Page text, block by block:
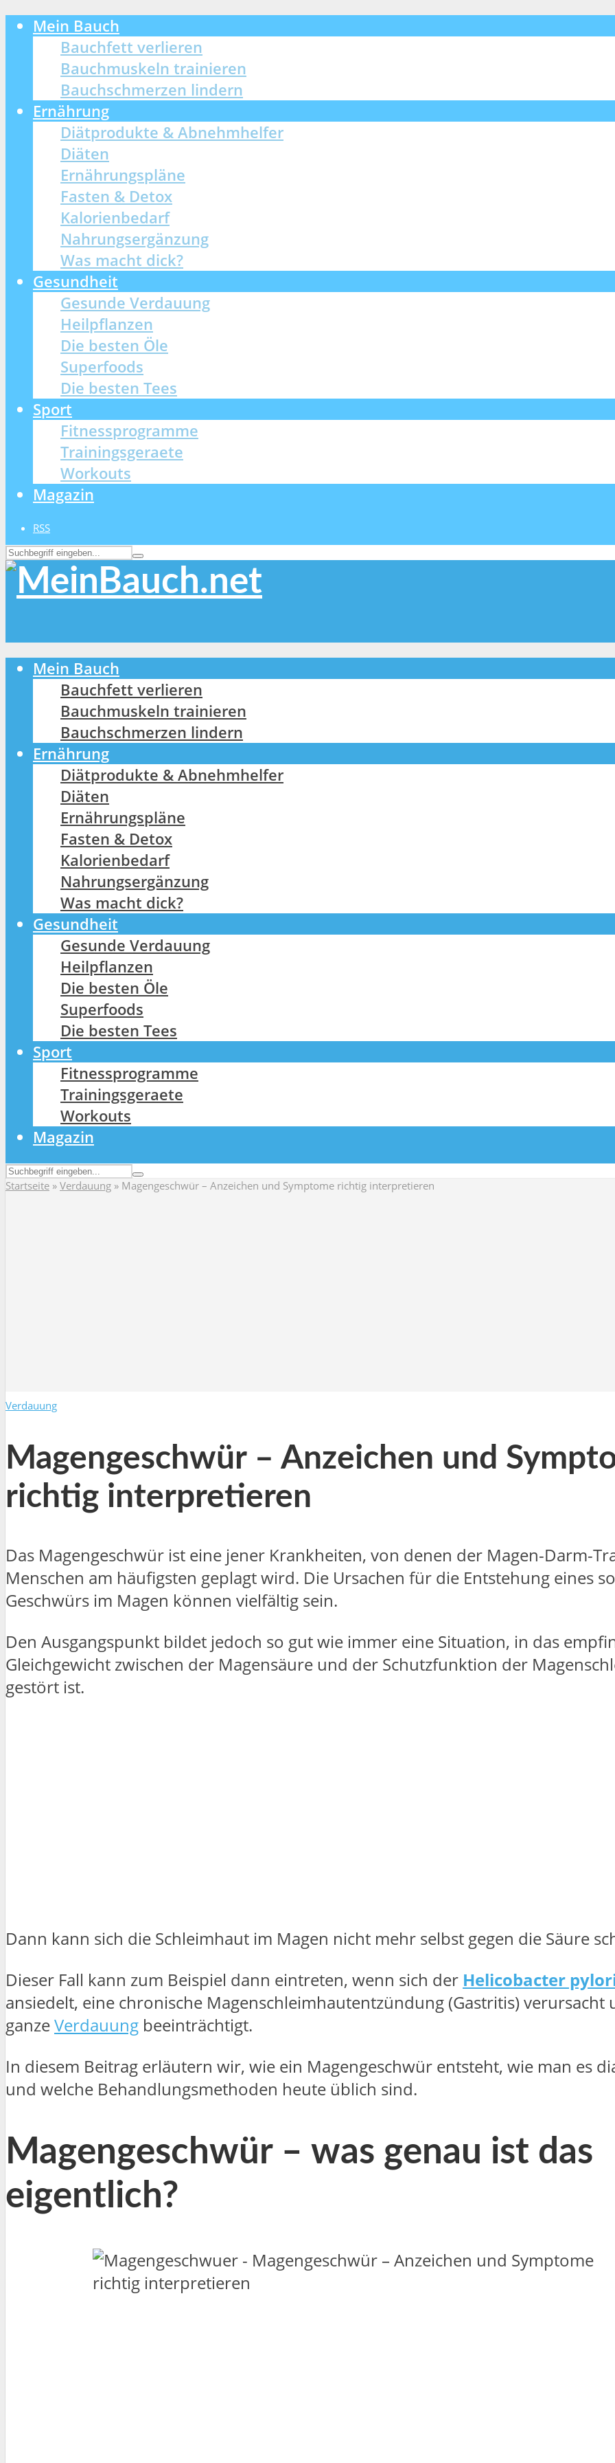
Mein Bauch
Bauchfett verlieren
Bauchmuskeln trainieren
Bauchschmerzen lindern
Ernährung
Diätprodukte & Abnehmhelfer
Diäten
Ernährungspläne
Fasten & Detox
Kalorienbedarf
Nahrungsergänzung
Was macht dick?
Gesundheit
Gesunde Verdauung
Heilpflanzen
Die besten Öle
Superfoods
Die besten Tees
Sport
Fitnessprogramme
Trainingsgeraete
Workouts
Magazin
RSS
Mein Bauch
Bauchfett verlieren
Bauchmuskeln trainieren
Bauchschmerzen lindern
Ernährung
Diätprodukte & Abnehmhelfer
Diäten
Ernährungspläne
Fasten & Detox
Kalorienbedarf
Nahrungsergänzung
Was macht dick?
Gesundheit
Gesunde Verdauung
Heilpflanzen
Die besten Öle
Superfoods
Die besten Tees
Sport
Fitnessprogramme
Trainingsgeraete
Workouts
Magazin
Startseite » Verdauung » Magengeschwür – Anzeichen und Symptome richtig interpretieren
Verdauung
Magengeschwür – Anzeichen und
richtig interpretieren
Das Magengeschwür ist eine jener Krankheiten, von denen der Magen-Darm-
Menschen am häufigsten geplagt wird. Die Ursachen für die Entstehung eines
Geschwürs im Magen können vielfältig sein.
Den Ausgangspunkt bildet jedoch so gut wie immer eine Situation, in das
Gleichgewicht zwischen der Magensäure und der Schutzfunktion der
gestört ist.
Dann kann sich die Schleimhaut im Magen nicht mehr selbst gegen die Säure
Dieser Fall kann zum Beispiel dann eintreten, wenn sich der Helicobacter
ansiedelt, eine chronische Magenschleimhautentzündung (Gastritis) verursacht
ganzeVerdauung beeinträchtigt.
In diesem Beitrag erläutern wir, wie ein Magengeschwür entsteht, wie man es
und welche Behandlungsmethoden heute üblich sind.
Magengeschwür – was genau ist das
eigentlich?